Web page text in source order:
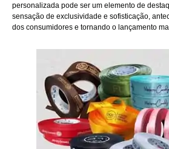
personalizada pode ser um elemento de
sensação de exclusividade e sofisticação,
dos consumidores e tornando o lançamento